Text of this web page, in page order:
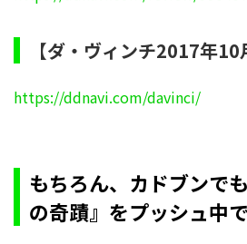
【ダ・ヴィンチ2017年
https://ddnavi.com/davinci/
もちろん、カドブンで
の奇蹟』をプッシュ中